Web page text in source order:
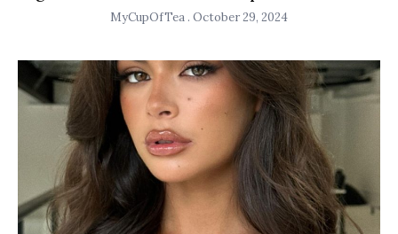
MyCupOfTea October 29, 2024